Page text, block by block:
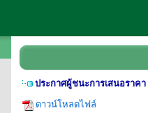
ประกาศผู้ชนะการเสนอราค
ดาวน์โหลดไฟล์